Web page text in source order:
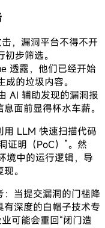
，漏洞平台不得不开
步筛选。
透露，他们已经开始
的垃圾内容。
AI 辅助发现的漏洞报
面前显得杯水车薪。
用 LLM 快速扫描代码
证明（PoC）”。然
境中的运行逻辑，导
。
：当提交漏洞的门槛降
深度的白帽子技术专
可能会重回“闭门造